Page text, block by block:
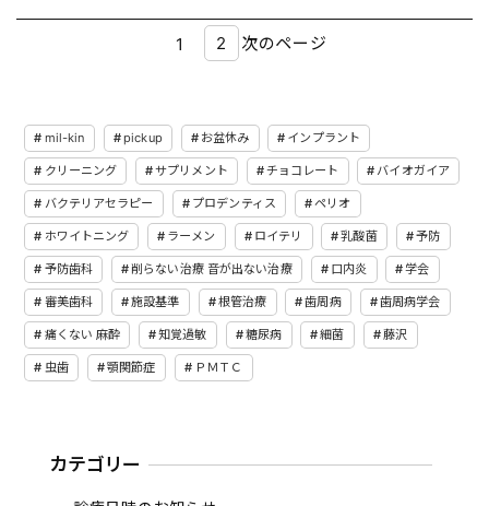
1 2 次のページ
mil-kin pickup お盆休み インプラント
クリーニング サプリメント チョコレート バイオガイア
バクテリアセラピー プロデンティス ペリオ
ホワイトニング ラーメン ロイテリ 乳酸菌 予防
予防歯科 削らない治療 音が出ない治療 口内炎 学会
審美歯科 施設基準 根管治療 歯周病 歯周病学会
痛くない 麻酔 知覚過敏 糖尿病 細菌 藤沢
虫歯 顎関節症 ＰＭＴＣ
カテゴリー